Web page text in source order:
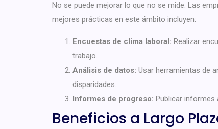
No se puede mejorar lo que no se mide. Las
mejores prácticas en este ámbito incluyen:
Encuestas de clima laboral: Realizar
trabajo.
Análisis de datos: Usar herramientas de
disparidades.
Informes de progreso: Publicar informes
Beneficios a Largo